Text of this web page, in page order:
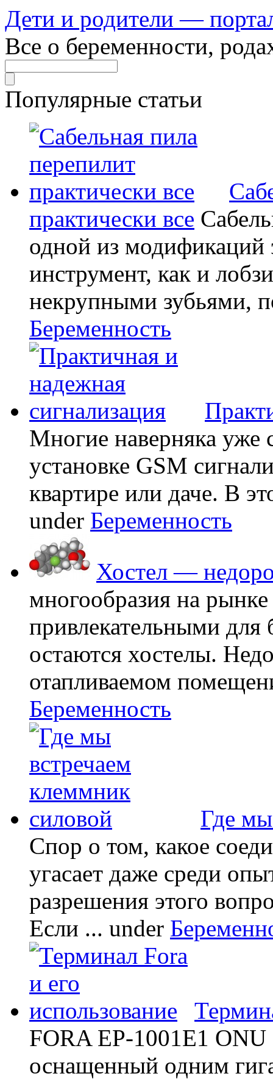
Дети и родители —
Все о беременности,
Популярные статьи
практически все
одной из модификаций
инструмент, как и
некрупными зубьями,
Беременность
Многие наверняка уже
установке GSM
квартире или даче. В
under Беременность
Хостел —
многообразия на
привлекательными
остаются хостелы.
отапливаемом
Беременность
Где
Спор о том, какое
угасает даже среди
разрешения этого
Если ... under
FORA EP-1001E1 ONU
оснащенный одним